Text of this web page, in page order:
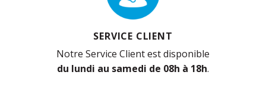
SERVICE CLIENT
Notre Service Client est disponible
du lundi au samedi de 08h à 18h.